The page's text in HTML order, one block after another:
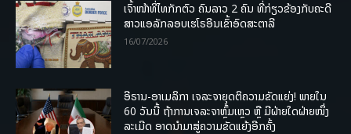
ເຈົ້າໜ້າທີ່ໄທກັກຕົວ ຄົນລາວ 2 ຄົນ ທີ່ກ່ຽວຂ້ອງກັບຄະດີ
ສາວແອລັກລອບເຮໂຣອີນເຂົ້າອົດສະຕາລີ
16/07/2026
ອີຣານ-ອາເມລິກາ ເຈລະຈາຍຸດຕິຄວາມຂັດແຍ່ງ! ພາຍໃນ
60 ວັນນີ້ ຖ້າການເຈລະຈາຫຼົ້ມເຫຼວ ຫຼື ມີຝ່າຍໃດຝ່າຍໜຶ່ງ
ລະເມີດ ອາດນໍາມາສູ່ຄວາມຂັດແຍ້ງອີກຄັ້ງ